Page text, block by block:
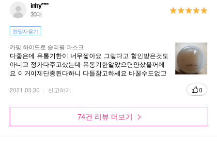
카렌듈라 (Calendula)
'금빛 술잔을 닮은 꽃' 이라는 뜻의 '금잔화' 라고도
불리는 카렌듈라는 피부를 편안하게 하는 대표 허
브로 잘 알려져 있습니다. 꽃잎은 밝은 오렌지 빛
깔을 띄며 연약한 피부를 케어하는데 도움을 줍니
카렌듈라로 느끼는 피부 휴식
inhy****
30대
한달사용기
카밍 하이드로 슬리핑 마스크
다좋은데 유통기한이 너무짧아요 그렇다고 할인받은것도
아니고 정가다주고샀는데 유통기한알았으면안샀을꺼에
요 이거이제단종된다하니 다들참고하세요 바꿀수도없고
2021.03.30 신고하기 0
74건 리뷰 더보기